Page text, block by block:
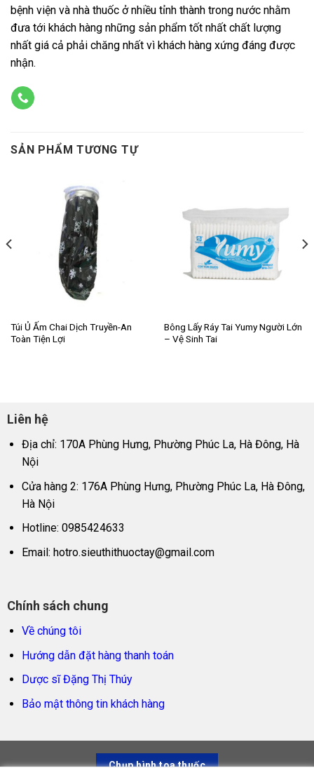
bệnh viện và nhà thuốc ở nhiều tỉnh thành trong nước nhằm
đưa tới khách hàng những sản phẩm tốt nhất chất lượng
nhất giá cả phải chăng nhất vì khách hàng xứng đáng được
nhận.
SẢN PHẨM TƯƠNG TỰ
Túi Ủ Ấm Chai Dịch Truyền-An
Toàn Tiện Lợi
Bông Lấy Ráy Tai Yumy Người Lớn
– Vệ Sinh Tai
Liên hệ
Địa chỉ: 170A Phùng Hưng, Phường Phúc La, Hà Đông, Hà
Nội
Cửa hàng 2: 176A Phùng Hưng, Phường Phúc La, Hà Đông,
Hà Nội
Hotline: 0985424633
Email: hotro.sieuthithuoctay@gmail.com
Chính sách chung
Về chúng tôi
Hướng dẫn đặt hàng thanh toán
Dược sĩ Đặng Thị Thúy
Bảo mật thông tin khách hàng
Chụp hình toa thuốc